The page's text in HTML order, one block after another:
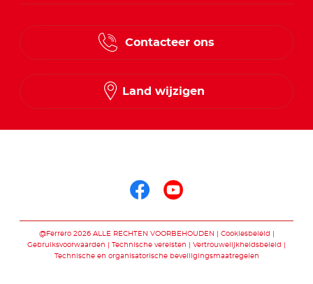
Contacteer ons
Land wijzigen
@Ferrero 2026 ALLE RECHTEN VOORBEHOUDEN
Cookiesbeleid
Gebruiksvoorwaarden
Technische vereisten
Vertrouwelijkheidsbeleid
Technische en organisatorische beveiligingsmaatregelen